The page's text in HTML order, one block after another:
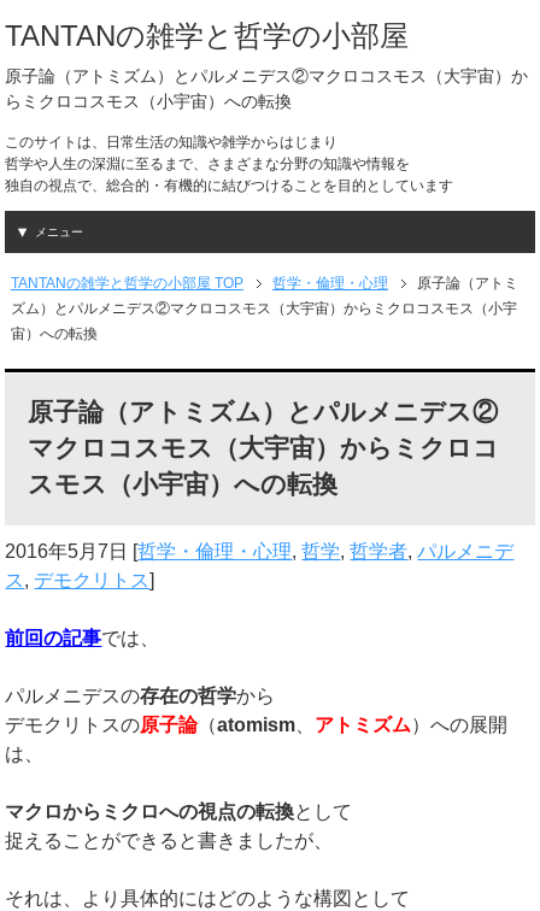
TANTANの雑学と哲学の小部屋
原子論（アトミズム）とパルメニデス②マクロコスモス（大宇宙）か
らミクロコスモス（小宇宙）への転換
このサイトは、日常生活の知識や雑学からはじまり
哲学や人生の深淵に至るまで、さまざまな分野の知識や情報を
独自の視点で、総合的・有機的に結びつけることを目的としています
メニュー
TANTANの雑学と哲学の小部屋 TOP 哲学・倫理・心理
原子論（アトミ
ズム）とパルメニデス②マクロコスモス（大宇宙）からミクロコスモス（小宇
宙）への転換
原子論（アトミズム）とパルメニデス②
マクロコスモス（大宇宙）からミクロコ
スモス（小宇宙）への転換
2016年5月7日 [哲学・倫理・心理,哲学,哲学者,パルメニデ
ス, デモクリトス]
前回の記事では、
パルメニデスの存在の哲学から
デモクリトスの原子論（atomism アトミズム）への展開
は、
マクロからミクロへの視点の転換として
捉えることができると書きましたが、
それは、より具体的にはどのような構図として